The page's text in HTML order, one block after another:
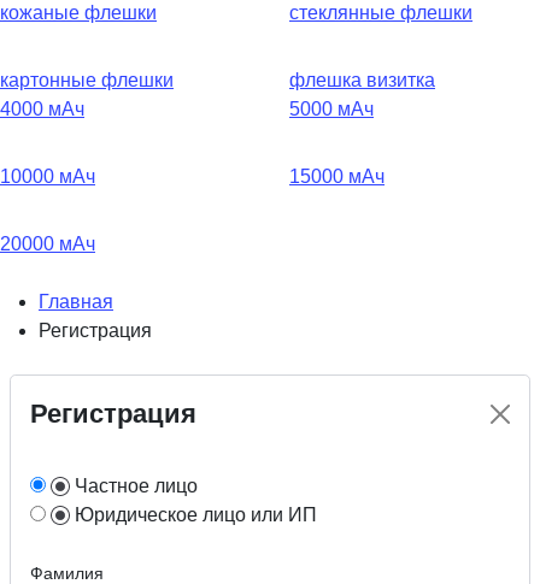
кожаные флешки стеклянные флешки
картонные флешки
флешка визитка
4000 мАч
5000 мАч
10000 мАч 15000 мАч
20000 мАч
Главная
Регистрация
Регистрация
Частное лицо
Юридическое лицо или ИП
Фамилия